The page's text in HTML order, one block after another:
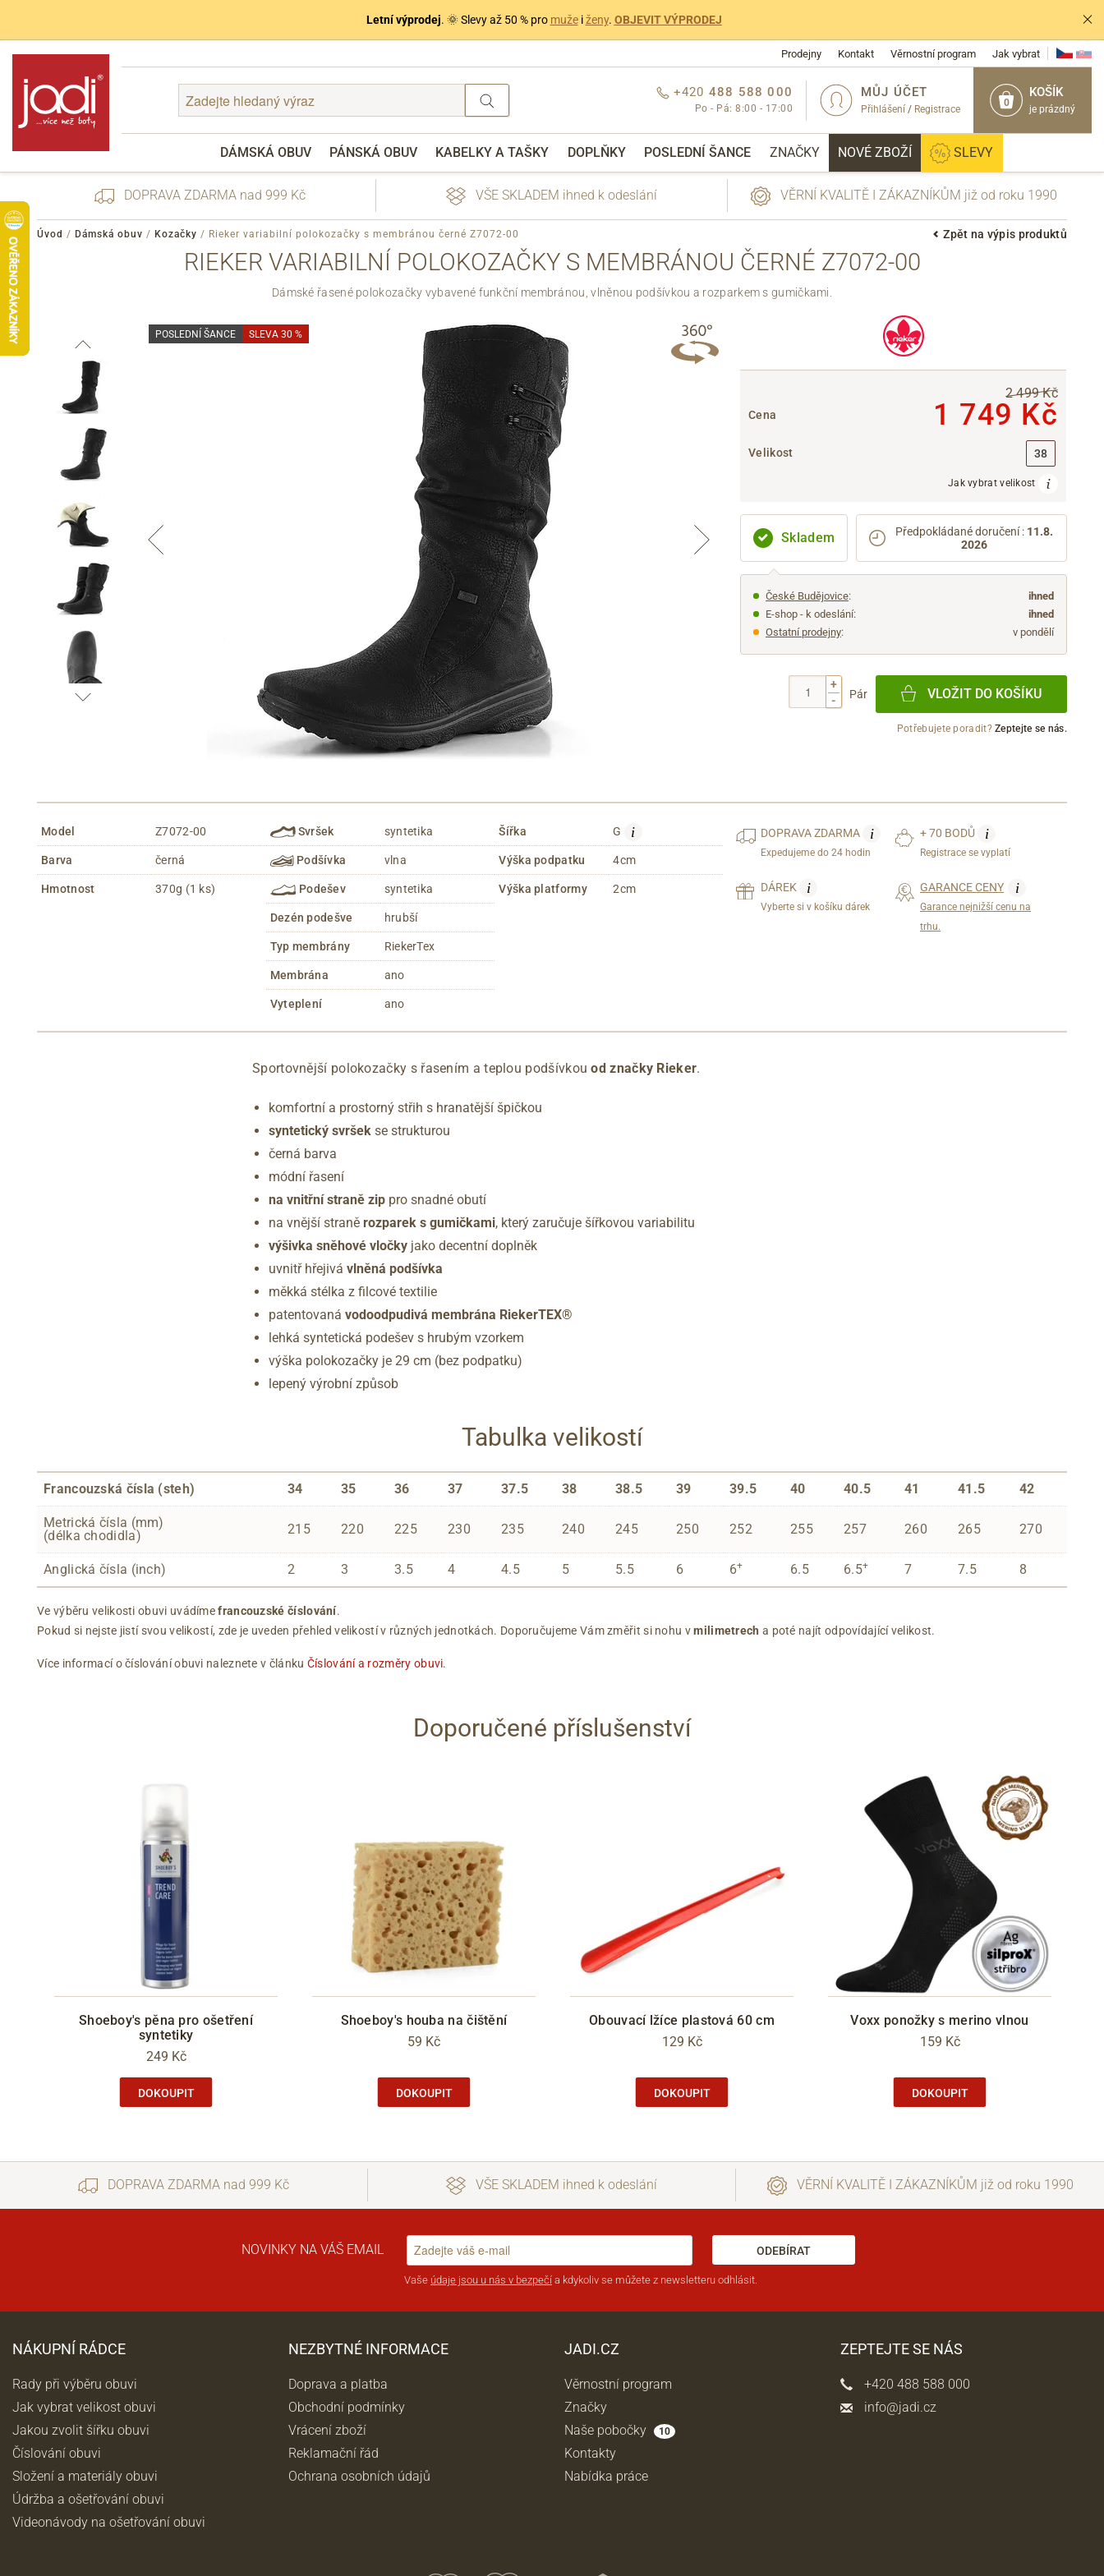
Letní výprodej. 🌞 Slevy až 50 % pro mužeiženy. OBJEVIT VÝPRODEJ
Prodejny Kontakt Věrnostní program Jak vybrat
0
KOŠÍK
je prázdný
MŮJ ÚČET
Přihlášení / Registrace
+420 488 588 000
Po - Pá: 8:00 - 17:00
DÁMSKÁ OBUV PÁNSKÁ OBUV KABELKY A TAŠKY DOPLŇKY POSLEDNÍ ŠANCE ZNAČKY NOVÉ ZBOŽÍ SLEVY
Zapomenuté heslo
DOPRAVA ZDARMA nad 999 Kč VŠE SKLADEM ihned k odeslání VĚRNÍ KVALITĚ I ZÁKAZNÍKŮM již od roku 1990
Zpět na výpis produktů
Úvod / Dámská obuv / Kozačky / Rieker variabilní polokozačky s membránou černé Z7072-00
RIEKER VARIABILNÍ POLOKOZAČKY S MEMBRÁNOU ČERNÉ Z7072-00
Dámské řasené polokozačky vybavené funkční membránou, vlněnou podšívkou a rozparkem s gumičkami.
POSLEDNÍ ŠANCE SLEVA 30 %
Cena
2 499 Kč
1 749 Kč
Velikost 38
Jak vybrat velikost
Skladem Předpokládané doručení : 11.8.
2026
České Budějovice:
ihned
E-shop - k odeslání:
ihned
Ostatní prodejny: v pondělí
+
-
Pár VLOŽIT DO KOŠÍKU
Potřebujete poradit?Zeptejte se nás.
Model Z7072-00
Barva černá
Hmotnost 370g (1 ks)
Svršek syntetika
Podšívka vlna
Podešev syntetika
Dezén podešve hrubší
Typ membrány RiekerTex
Membrána ano
Vyteplení ano
Šířka G i
Výška podpatku 4cm
Výška platformy 2cm
DOPRAVAZDARMA i
Expedujeme do 24 hodin
+ 70 BODŮ i
Registrace se vyplatí
DÁREK i
Vyberte si v košíku dárek
GARANCE CENY i
Garance nejnižší cenu na
trhu.
Sportovnější polokozačky s řasením a teplou podšívkouod značky Rieker.
komfortní a prostorný střih s hranatější špičkou
syntetický svršek se strukturou
černá barva
módní řasení
na vnitřní straně zip pro snadné obutí
na vnější straně rozparek s gumičkami, který zaručuje šířkovou variabilitu
výšivka sněhové vločky jako decentní doplněk
uvnitř hřejivá vlněná podšívka
měkká stélka z filcové textilie
patentovaná vodoodpudivá membrána RiekerTEX®
lehká syntetická podešev s hrubým vzorkem
výška polokozačky je 29 cm (bez podpatku)
lepený výrobní způsob
Tabulka velikostí
Francouzská čísla (steh) 34 35 36 37 37.5 38 38.5 39 39.5 40 40.5 41 41.5 42
Metrická čísla (mm)
(délka chodidla)
215 220 225 230 235 240 245 250 252 255 257 260 265 270
Anglická čísla (inch) 2 3 3.5 4 4.5 5 5.5 6 6+ 6.5 6.5+ 7 7.5 8
Ve výběru velikosti obuvi uvádímefrancouzské číslování.
Pokud si nejste jistí svou velikostí, zde je uveden přehled velikostí v různých jednotkách. Doporučujeme Vám změřit si nohu vmilimetrech a poté najít odpovídající velikost.
Více informací o číslování obuvi naleznete v článku Číslování a rozměry obuvi.
Doporučené příslušenství
Shoeboy's pěna pro ošetření
syntetiky
249 Kč
DOKOUPIT
Shoeboy's houba na čištění
59 Kč
DOKOUPIT
Obouvací lžíce plastová 60 cm
129 Kč
DOKOUPIT
Voxx ponožky s merino vlnou
159 Kč
DOKOUPIT
DOPRAVA ZDARMA nad 999 Kč VŠE SKLADEM ihned k odeslání VĚRNÍ KVALITĚ I ZÁKAZNÍKŮM již od roku 1990
NOVINKY NA VÁŠ EMAIL ODEBÍRAT
Vaše údaje jsou u nás v bezpečí a kdykoliv se můžete z newsletteru odhlásit.
NÁKUPNÍ RÁDCE
Rady při výběru obuvi
Jak vybrat velikost obuvi
Jakou zvolit šířku obuvi
Číslování obuvi
Složení a materiály obuvi
Údržba a ošetřování obuvi
Videonávody na ošetřování obuvi
NEZBYTNÉ INFORMACE
Doprava a platba
Obchodní podmínky
Vrácení zboží
Reklamační řád
Ochrana osobních údajů
JADI.CZ
Věrnostní program
Značky
Naše pobočky
10
Kontakty
Nabídka práce
ZEPTEJTE SE NÁS
+420 488 588 000
info@jadi.cz